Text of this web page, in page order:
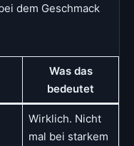
dem Geschmack
Was das
bedeutet
Wirklich. Nicht
mal bei starkem